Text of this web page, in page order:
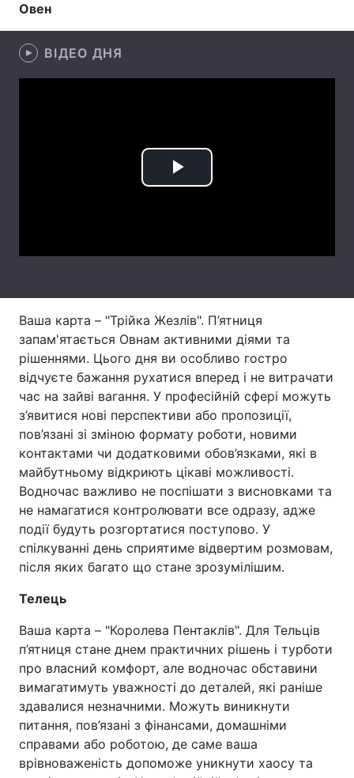
Послуги
Овен
ВІДЕО ДНЯ
Play
Ваша карта – "Трійка Жезлів". П’ятниця
запам'ятається Овнам активними діями та
рішеннями. Цього дня ви особливо гостро
відчуєте бажання рухатися вперед і не витрачати
час на зайві вагання. У професійній сфері можуть
з’явитися нові перспективи або пропозиції,
пов’язані зі зміною формату роботи, новими
контактами чи додатковими обов’язками, які в
майбутньому відкриють цікаві можливості.
Водночас важливо не поспішати з висновками та
не намагатися контролювати все одразу, адже
події будуть розгортатися поступово. У
спілкуванні день сприятиме відвертим розмовам,
після яких багато що стане зрозумілішим.
Телець
Ваша карта – "Королева Пентаклів". Для Тельців
п’ятниця стане днем практичних рішень і турботи
про власний комфорт, але водночас обставини
вимагатимуть уважності до деталей, які раніше
здавалися незначними. Можуть виникнути
питання, пов’язані з фінансами, домашніми
справами або роботою, де саме ваша
врівноваженість допоможе уникнути хаосу та